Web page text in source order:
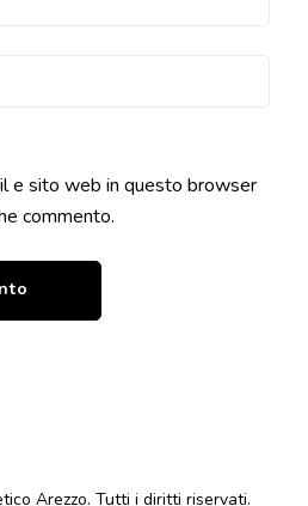
e sito web in questo browser
commento.
Arezzo. Tutti i diritti riservati.